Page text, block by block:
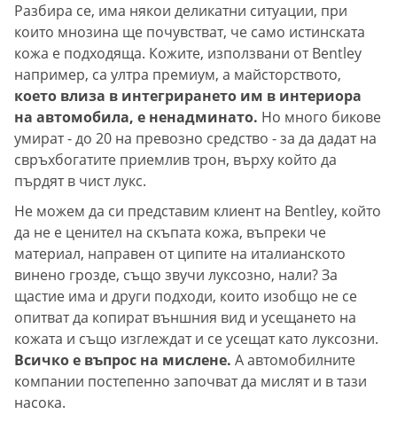
Разбира се, има някои деликатни ситуации, при
които мнозина ще почувстват, че само истинската
кожа е подходяща. Кожите, използвани от Bentley
например, са ултра премиум, а майсторството,
което влиза в интегрирането им в интериора
на автомобила, е ненадминато. Но много бикове
умират - до 20 на превозно средство - за да дадат на
свръхбогатите приемлив трон, върху който да
пърдят в чист лукс.
Не можем да си представим клиент на Bentley, който
да не е ценител на скъпата кожа, въпреки че
материал, направен от ципите на италианското
винено грозде, също звучи луксозно, нали? За
щастие има и други подходи, които изобщо не се
опитват да копират външния вид и усещането на
кожата и също изглеждат и се усещат като луксозни.
Всичко е въпрос на мислене. А автомобилните
компании постепенно започват да мислят и в тази
насока.